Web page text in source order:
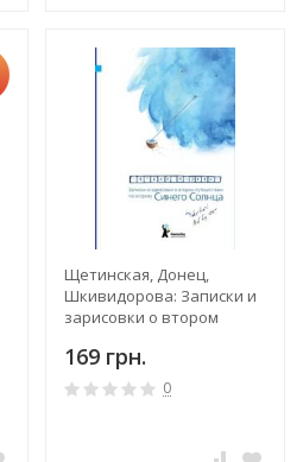
Щетинская, Донец,
Шкивидорова: Записки и
зарисовки о втором
Синего Солнца
169 грн.
0